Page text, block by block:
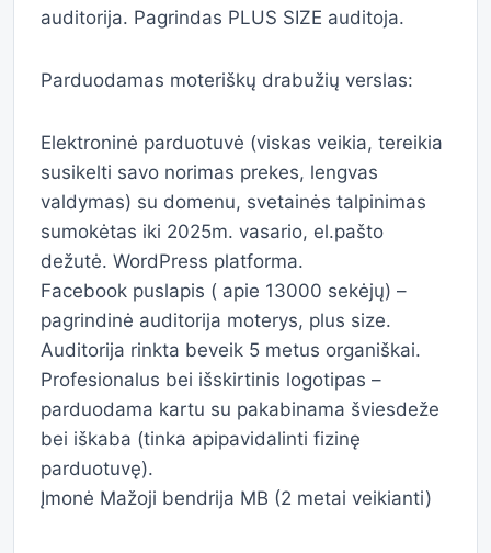
auditorija. Pagrindas PLUS SIZE auditoja.
Parduodamas moteriškų drabužių verslas:
Elektroninė parduotuvė (viskas veikia, tereikia
susikelti savo norimas prekes, lengvas
valdymas) su domenu, svetainės talpinimas
sumokėtas iki 2025m. vasario, el.pašto
dežutė. WordPress platforma.
Facebook puslapis ( apie 13000 sekėjų) –
pagrindinė auditorija moterys, plus size.
Auditorija rinkta beveik 5 metus organiškai.
Profesionalus bei išskirtinis logotipas –
parduodama kartu su pakabinama šviesdeže
bei iškaba (tinka apipavidalinti fizinę
parduotuvę).
Įmonė Mažoji bendrija MB (2 metai veikianti)